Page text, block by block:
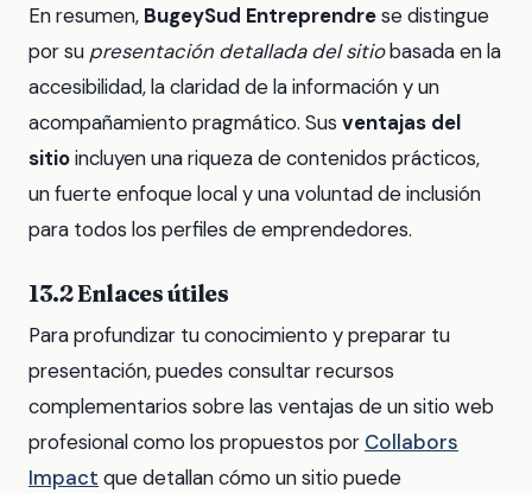
En resumen, BugeySud Entreprendrese distingue
por su presentación detallada del sitiobasada en la
accesibilidad, la claridad de la información y un
acompañamiento pragmático. Sus ventajas del
sitioincluyen una riqueza de contenidos prácticos,
un fuerte enfoque local y una voluntad de inclusión
para todos los perfiles de emprendedores.
13.2 Enlaces útiles
Para profundizar tu conocimiento y preparar tu
presentación, puedes consultar recursos
complementarios sobre las ventajas de un sitio web
profesional como los propuestos por Collabors
Impact que detallan cómo un sitio puede